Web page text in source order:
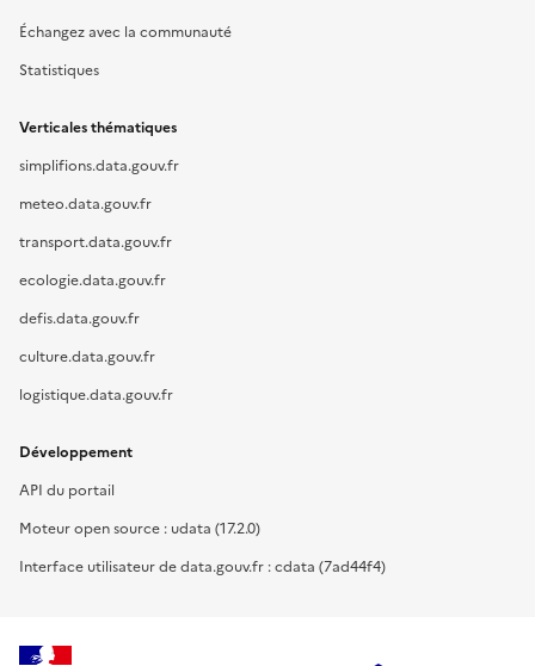
Échangez avec la communauté
Statistiques
Verticales thématiques
simplifions.data.gouv.fr
meteo.data.gouv.fr
transport.data.gouv.fr
ecologie.data.gouv.fr
defis.data.gouv.fr
culture.data.gouv.fr
logistique.data.gouv.fr
Développement
API du portail
Moteur open source : udata (17.2.0)
Interface utilisateur de data.gouv.fr : cdata (7ad44f4)